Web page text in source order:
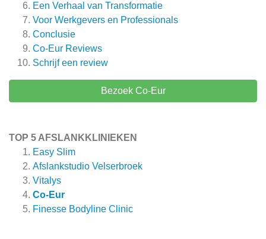
Een Verhaal van Transformatie
Voor Werkgevers en Professionals
Conclusie
Co-Eur Reviews
Schrijf een review
Bezoek Co-Eur
TOP 5 AFSLANKKLINIEKEN
Easy Slim
Afslankstudio Velserbroek
Vitalys
Co-Eur
Finesse Bodyline Clinic